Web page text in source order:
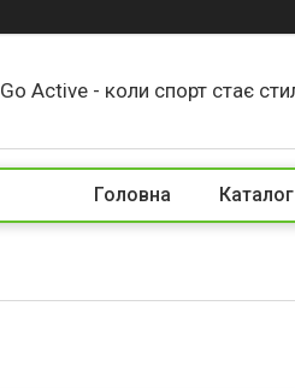
Go Active - коли спорт стає
Головна